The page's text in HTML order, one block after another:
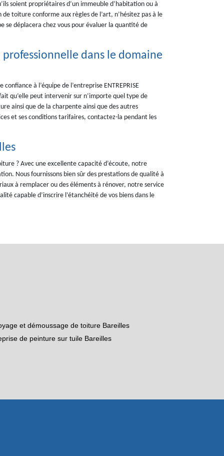
soient propriétaires d’un immeuble d’habitation ou à
toiture conforme aux règles de l’art, n’hésitez pas à le
se déplacera chez vous pour évaluer la quantité de
professionnelle dans le domaine
à l’équipe de l’entreprise ENTREPRISE
qu’elle peut intervenir sur n’importe quel type de
ainsi que de la charpente ainsi que des autres
et ses conditions tarifaires, contactez-la pendant les
? Avec une excellente capacité d’écoute, notre
Nous fournissons bien sûr des prestations de qualité à
à remplacer ou des éléments à rénover, notre service
capable d’inscrire l’étanchéité de vos biens dans le
et démoussage de toiture Bareilles
de peinture sur tuile Bareilles